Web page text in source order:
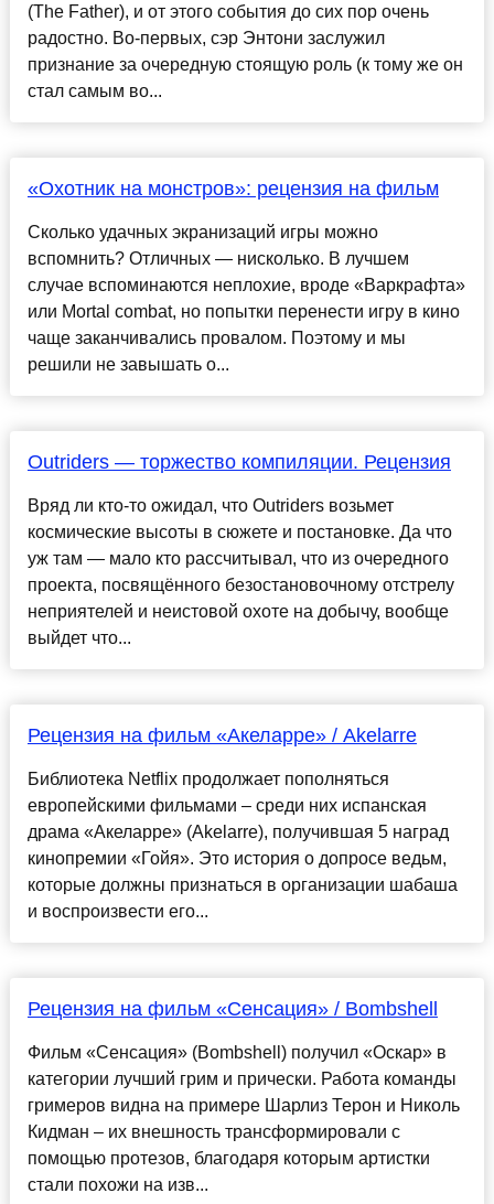
(The Father), и от этого события до сих пор очень
радостно. Во-первых, сэр Энтони заслужил
признание за очередную стоящую роль (к тому же он
стал самым во...
«Охотник на монстров»: рецензия на фильм
Сколько удачных экранизаций игры можно
вспомнить? Отличных — нисколько. В лучшем
случае вспоминаются неплохие, вроде «Варкрафта»
или Mortal combat, но попытки перенести игру в кино
чаще заканчивались провалом. Поэтому и мы
решили не завышать о...
Outriders — торжество компиляции. Рецензия
Вряд ли кто-то ожидал, что Outriders возьмет
космические высоты в сюжете и постановке. Да что
уж там — мало кто рассчитывал, что из очередного
проекта, посвящённого безостановочному отстрелу
неприятелей и неистовой охоте на добычу, вообще
выйдет что...
Рецензия на фильм «Акеларре» / Akelarre
Библиотека Netflix продолжает пополняться
европейскими фильмами – среди них испанская
драма «Акеларре» (Akelarre), получившая 5 наград
кинопремии «Гойя». Это история о допросе ведьм,
которые должны признаться в организации шабаша
и воспроизвести его...
Рецензия на фильм «Сенсация» / Bombshell
Фильм «Сенсация» (Bombshell) получил «Оскар» в
категории лучший грим и прически. Работа команды
гримеров видна на примере Шарлиз Терон и Николь
Кидман – их внешность трансформировали с
помощью протезов, благодаря которым артистки
стали похожи на изв...